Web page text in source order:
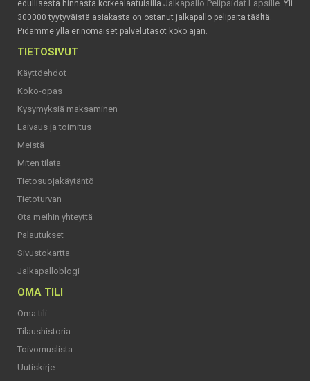
edullisesta hinnasta korkealaatuisilla Jalkapallo Pelipaidat Lapsille. Yli
300000 tyytyväistä asiakasta on ostanut jalkapallo pelipaita täältä.
Pidämme yllä erinomaiset palvelutasot koko ajan.
TIETOSIVUT
Käyttöehdot
Koko-opas
Kysymyksiä maksaminen
Laivaus ja toimitus
Meistä
Miten tilata
Tietosuojakäytäntö
Tietoturvan
Ota meihin yhteyttä
Palautukset
Sivustokartta
Jalkapalloblogi
OMA TILI
Oma tili
Tilaushistoria
Toivomuslista
Uutiskirje